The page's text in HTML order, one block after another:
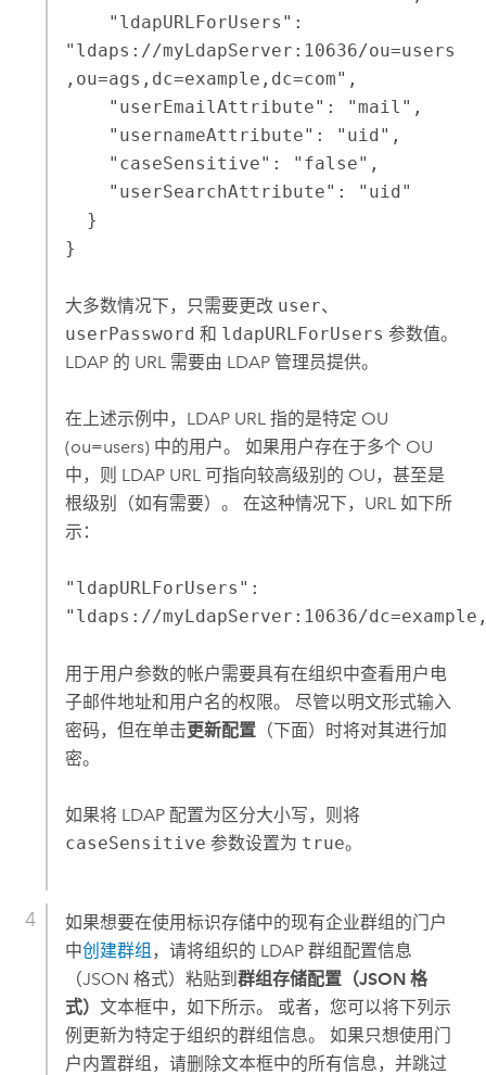
"ldaps://myLdapServer:10636/ou=users
,ou=ags,dc=example,dc=com",
}
大多数情况下，只需要更改 user、
userPassword 和 ldapURLForUsers 参数值。
LDAP 的 URL 需要由 LDAP 管理员提供。
在上述示例中，LDAP URL 指的是特定 OU
(ou=users) 中的用户。 如果用户存在于多个 OU
中，则 LDAP URL 可指向较高级别的 OU，甚至是
根级别（如有需要）。 在这种情况下，URL 如下所
示：
"ldapURLForUsers":
"ldaps://myLdapServer:10636/
用于用户参数的帐户需要具有在组织中查看用户电
子邮件地址和用户名的权限。 尽管以明文形式输入
密码，但在单击更新配置（下面）时将对其进行加
密。
如果将 LDAP 配置为区分大小写，则将
caseSensitive 参数设置为 true。
如果想要在使用标识存储中的现有企业群组的门户
中创建群组 ，请将组织的 LDAP 群组配置信息
（JSON 格式）粘贴到 群组存储配置（JSON 格
式） 文本框中，如下所示。 或者，您可以将下列示
例更新为特定于组织的群组信息。 如果只想使用门
户内置群组，请删除文本框中的所有信息，并跳过